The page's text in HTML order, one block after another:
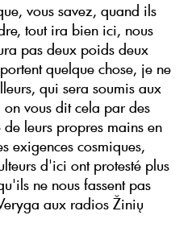
vous savez, quand ils
tout ira bien ici, nous
pas deux poids deux
quelque chose, je ne
qui sera soumis aux
vous dit cela par des
leurs propres mains en
exigences cosmiques,
d'ici ont protesté plus
ne nous fassent pas
aux radios Žinių